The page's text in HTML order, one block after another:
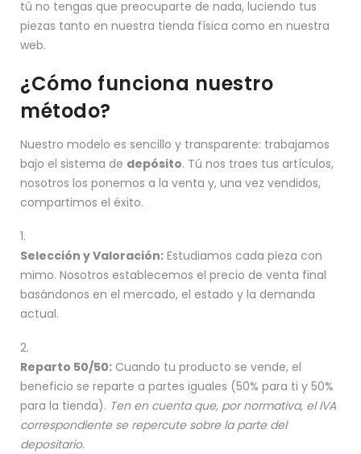
tú no tengas que preocuparte de nada, luciendo tus
piezas tanto en nuestra tienda física como en nuestra
web.
¿Cómo funciona nuestro
método?
Nuestro modelo es sencillo y transparente: trabajamos
bajo el sistema de depósito. Tú nos traes tus artículos,
nosotros los ponemos a la venta y, una vez vendidos,
compartimos el éxito.
Selección y Valoración: Estudiamos cada pieza con
mimo. Nosotros establecemos el precio de venta final
basándonos en el mercado, el estado y la demanda
actual.
Reparto 50/50: Cuando tu producto se vende, el
beneficio se reparte a partes iguales (50% para ti y 50%
para la tienda). Ten en cuenta que, por normativa, el IVA
correspondiente se repercute sobre la parte del
depositario.